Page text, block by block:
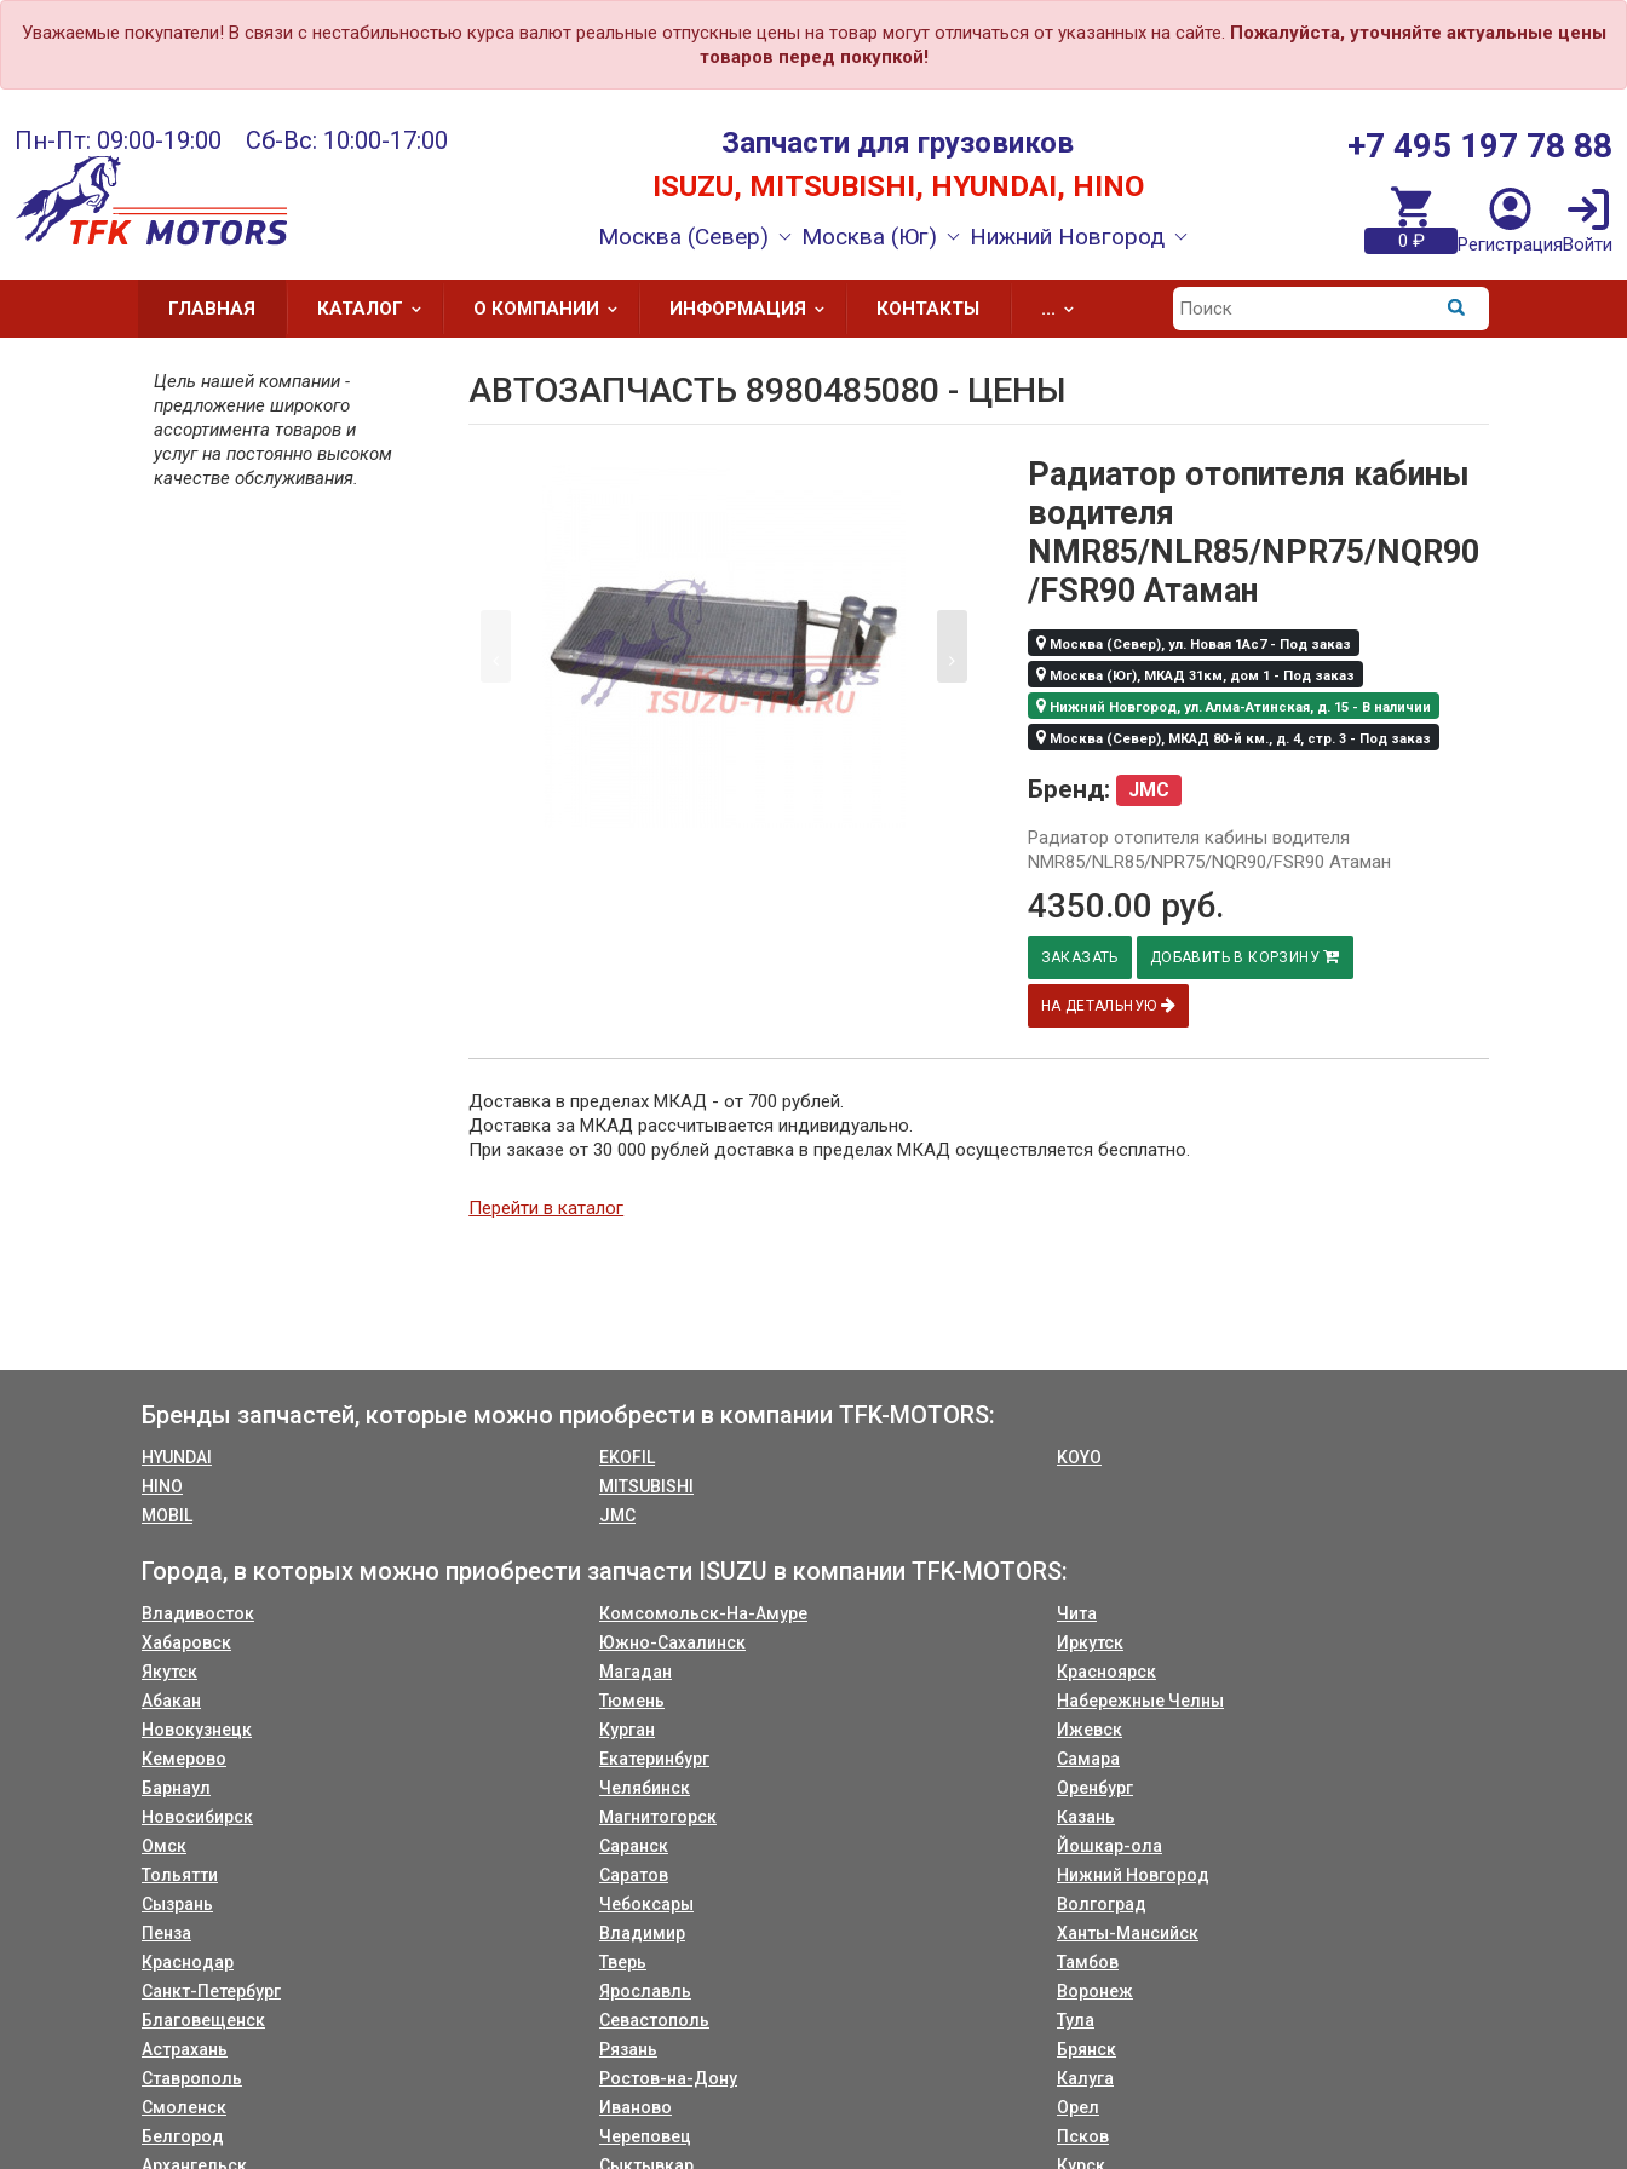
Уважаемые покупатели! В связи с нестабильностью курса валют реальные отпускные цены на товар могут отличаться от указанных на сайте. Пожалуйста, уточняйте актуальные цены
товаров перед покупкой!
Пн-Пт: 09:00-19:00 Сб-Вс: 10:00-17:00
Запчасти для грузовиков
ISUZU, MITSUBISHI, HYUNDAI, HINO
Москва (Север) Москва (Юг) Нижний Новгород
+7 495 197 78 88
0 ₽ РегистрацияВойти
ГЛАВНАЯ КАТАЛОГ О КОМПАНИИ ИНФОРМАЦИЯ КОНТАКТЫ ...
Цель нашей компании -
предложение широкого
ассортимента товаров и
услуг на постоянно высоком
качестве обслуживания.
АВТОЗАПЧАСТЬ 8980485080 - ЦЕНЫ
Радиатор отопителя кабины
водителя
NMR85/NLR85/NPR75/NQR90
/FSR90 Атаман
Москва (Север), ул. Новая 1Ас7 - Под заказ
Москва (Юг), МКАД 31км, дом 1 - Под заказ
Нижний Новгород, ул. Алма-Атинская, д. 15 - В наличии
Москва (Север), МКАД 80-й км., д. 4, стр. 3 - Под заказ
Бренд: JMC
Радиатор отопителя кабины водителя
NMR85/NLR85/NPR75/NQR90/FSR90 Атаман
4350.00 руб.
ЗАКАЗАТЬ ДОБАВИТЬ В КОРЗИНУ
НА ДЕТАЛЬНУЮ
Доставка в пределах МКАД - от 700 рублей.
Доставка за МКАД рассчитывается индивидуально.
При заказе от 30 000 рублей доставка в пределах МКАД осуществляется бесплатно.
Перейти в каталог
Бренды запчастей, которые можно приобрести в компании TFK-MOTORS:
HYUNDAI
HINO
MOBIL
EKOFIL
MITSUBISHI
JMC
KOYO
Города, в которых можно приобрести запчасти ISUZU в компании TFK-MOTORS:
Владивосток
Хабаровск
Якутск
Абакан
Новокузнецк
Кемерово
Барнаул
Новосибирск
Омск
Тольятти
Сызрань
Пенза
Краснодар
Санкт-Петербург
Благовещенск
Астрахань
Ставрополь
Смоленск
Белгород
Комсомольск-На-Амуре
Южно-Сахалинск
Магадан
Тюмень
Курган
Екатеринбург
Челябинск
Магнитогорск
Саранск
Саратов
Чебоксары
Владимир
Тверь
Ярославль
Севастополь
Рязань
Ростов-на-Дону
Иваново
Череповец
Чита
Иркутск
Красноярск
Набережные Челны
Ижевск
Самара
Оренбург
Казань
Йошкар-ола
Нижний Новгород
Волгоград
Ханты-Мансийск
Тамбов
Воронеж
Тула
Брянск
Калуга
Орел
Псков